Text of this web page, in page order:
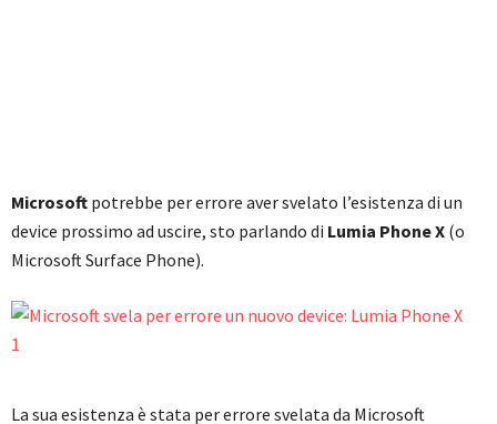
Microsoft potrebbe per errore aver svelato l’esistenza di un
device prossimo ad uscire, sto parlando di Lumia Phone X (o
Microsoft Surface Phone).
La sua esistenza è stata per errore svelata da Microsoft